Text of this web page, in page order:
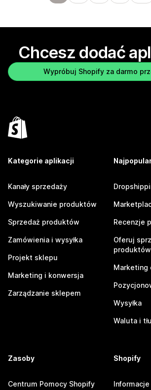
Chcesz dodać
Wypróbuj Shopify za darmo
Kategorie aplikacji
Kanały sprzedaży
Wyszukiwanie produktów
Sprzedaż produktów
Zamówienia i wysyłka
Projekt sklepu
Marketing i konwersja
Zarządzanie sklepem
Recenzje
Oferuj
Marketing
Wysyłka
Waluta i
Zasoby
Centrum Pomocy Shopify
Shopify
Informacje